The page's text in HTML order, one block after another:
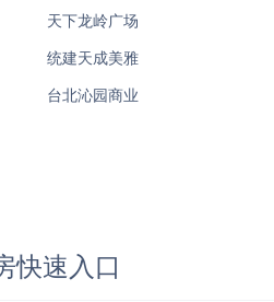
天下龙岭广场
统建天成美雅
台北沁园商业
快速入口